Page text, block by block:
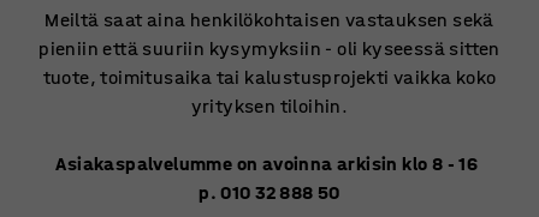
Meiltä saat aina henkilökohtaisen vastauksen sekä
pieniin että suuriin kysymyksiin - oli kyseessä sitten
tuote, toimitusaika tai kalustusprojekti vaikka koko
yrityksen tiloihin.
Asiakaspalvelumme on avoinna arkisin klo 8 - 16
p. 010 32 888 50